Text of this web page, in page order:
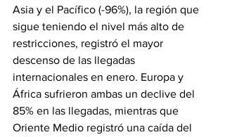
Asia y el Pacífico (-96%), la región que
sigue teniendo el nivel más alto de
restricciones, registró el mayor
descenso de las llegadas
internacionales en enero. Europa y
África sufrieron ambas un declive del
85% en las llegadas, mientras que
Oriente Medio registró una caída del